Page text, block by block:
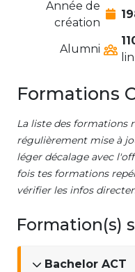
Année de
création
Alumni
Formations
La liste des formations
régulièrement mise à
léger décalage avec
fois tes formations
vérifier les infos
Formation(s)
Bachelor ACT